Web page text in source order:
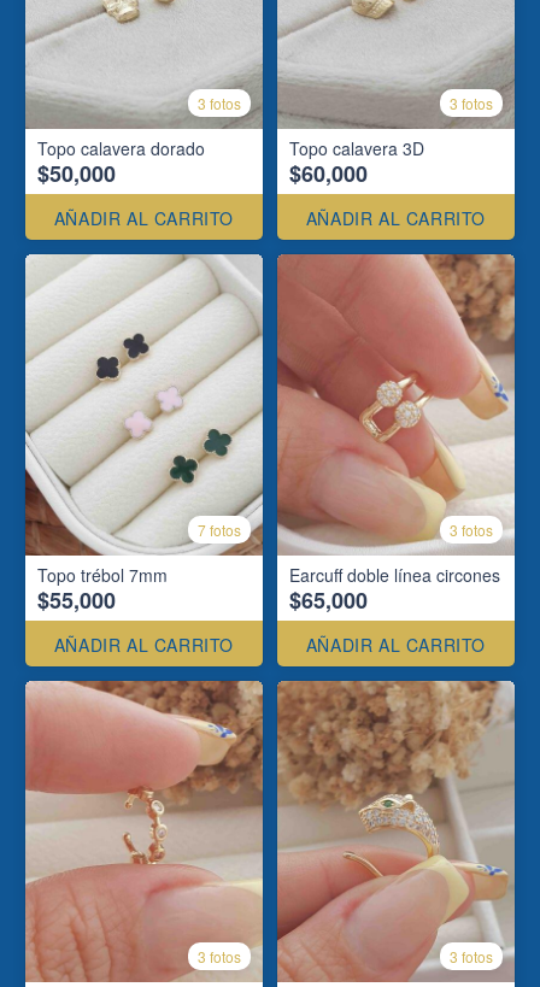
3 fotos
Topo calavera dorado
$50,000
AÑADIR AL CARRITO
3 fotos
Topo calavera 3D
$60,000
AÑADIR AL CARRITO
7 fotos
Topo trébol 7mm
$55,000
AÑADIR AL CARRITO
3 fotos
Earcuff doble línea circones
$65,000
AÑADIR AL CARRITO
3 fotos 3 fotos